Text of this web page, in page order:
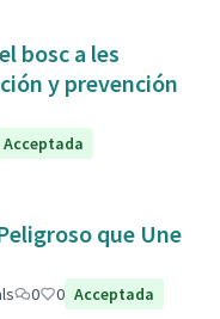
a les
y prevención
Acceptada
que Une
0 0 Acceptada